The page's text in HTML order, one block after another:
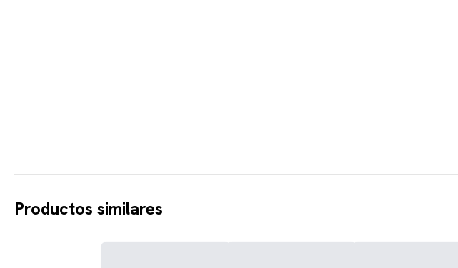
Productos similares